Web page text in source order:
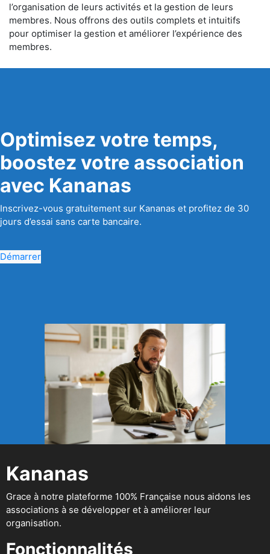
l’organisation de leurs activités et la gestion de leurs
membres. Nous offrons des outils complets et intuitifs
pour optimiser la gestion et améliorer l’expérience des
membres.
Optimisez votre temps,
boostez votre association
avec Kananas
Inscrivez-vous gratuitement sur Kananas et profitez de 30
jours d’essai sans carte bancaire.
Démarrer
Kananas
Grace à notre plateforme 100% Française nous aidons les
associations à se développer et à améliorer leur
organisation.
Fonctionnalités